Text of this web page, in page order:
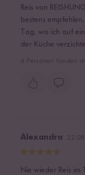
Reis von
bestens
Tag, wo ich auf
der Küche
Alexandra
Nie wieder Reis